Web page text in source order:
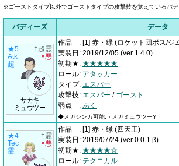
※ゴーストタイプ以外でゴーストタイプの攻撃技を覚えているバデ
バディーズ データ
★5
Atk
超
サカキ
ミュウツー
†超霊
×悪
作品 : [1] 赤・緑 (ロケット団ボス/ジ
実装日 : 2019/12/05 (ver 1.4.0)
初期★: ★★★★★
ロール: アタッカー
タイプ: エスパー
攻撃技: エスパー / ゴースト
弱点
: あく
◆メガシンカ可能: › メガミュウツーY
★4
Tec
霊
†霊
×悪
作品 : [1] 赤・緑 (四天王)
実装日 : 2019/07/24 (ver 0.0.1 β)
初期★: ★★★★☆
ロール: テクニカル